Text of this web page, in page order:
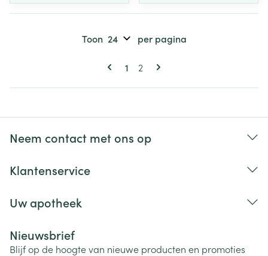
Pagina's
U lees momenteel pagina
1 Pagina
2
Toon per pagina
Neem contact met ons op
Klantenservice
Uw apotheek
Nieuwsbrief
Blijf op de hoogte van nieuwe producten en promoties